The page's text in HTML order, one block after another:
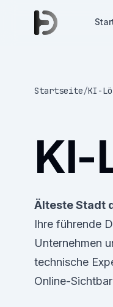
Startseite/KI-
KI-
Älteste Stadt
Ihre führende
Unternehmen
technische
Online-